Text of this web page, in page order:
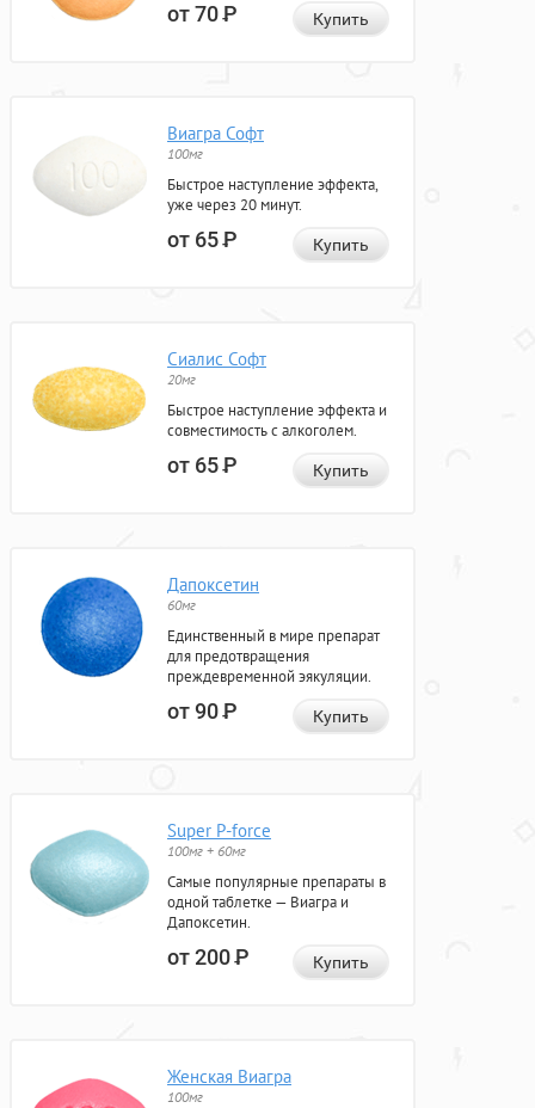
от 70Р Купить
Виагра Софт
100мг
Быстрое наступление эффекта,
уже через 20 минут.
от 65Р Купить
Сиалис Софт
20мг
Быстрое наступление эффекта и
совместимость с алкоголем.
от 65Р Купить
Дапоксетин
60мг
Единственный в мире препарат
для предотвращения
преждевременной эякуляции.
от 90Р Купить
Super P-force
100мг + 60мг
Самые популярные препараты в
одной таблетке — Виагра и
Дапоксетин.
от 200Р Купить
Женская Виагра
100мг